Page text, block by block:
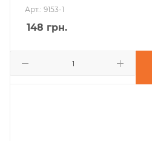
Арт.: 9153-1
148 грн.